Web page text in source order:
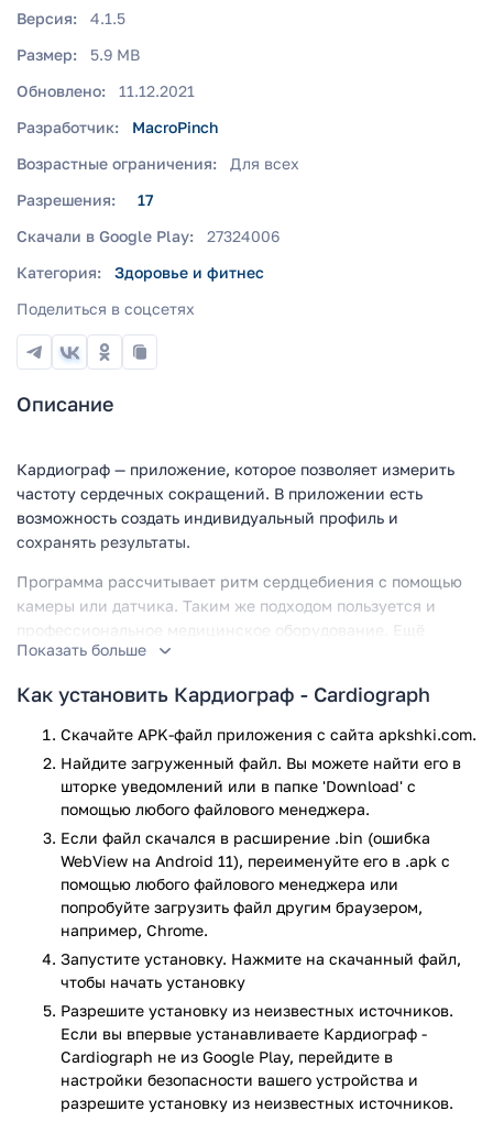
Версия:
4.1.5
Размер:
5.9 MB
Обновлено:
11.12.2021
Разработчик:
MacroPinch
Возрастные ограничения:
Для всех
Разрешения:
17
Скачали в Google Play:
27324006
Категория:
Здоровье и фитнес
Поделиться в соцсетях
Описание
Кардиограф — приложение, которое позволяет измерить
частоту сердечных сокращений. В приложении есть
возможность создать индивидуальный профиль и
сохранять результаты.
Программа рассчитывает ритм сердцебиения с помощью
камеры или датчика. Таким же подходом пользуется и
профессиональное медицинское оборудование. Ещё
никогда не было настолько просто измерить сердечный
использованием планшета или смартфона. Приложение
будет особо полезно для тех, кто постоянно занимается
тренировками, часто бывает в состоянии стресса или же у
него попросту есть сердечные заболевания. Также можно
измерить ритм сердцебиения просто из любопытства.
Постоянно сохраняя свои результаты вы сможете
проследить все изменения и в случае чего сразу же
обратиться к специалисту. Главное удобство приложения в
том, что его можно использовать сразу для нескольких
пользователей, для этого достаточно попросту создать для
личную историю.
У приложения простой дизайн, что позволяет очень быстро
разобраться с функционалом и провести исследованием
даже пользователям в возрасте. Кардиограф поддерживает
Показать больше
Как установить Кардиограф - Cardiograph
Скачайте APK-файл приложения с сайта apkshki.com.
Найдите загруженный файл. Вы можете найти его в
шторке уведомлений или в папке 'Download' с
помощью любого файлового менеджера.
Если файл скачался в расширение .bin (ошибка
WebView на Android 11), переименуйте его в .apk с
помощью любого файлового менеджера или
попробуйте загрузить файл другим браузером,
например, Chrome.
Запустите установку. Нажмите на скачанный файл,
чтобы начать установку
Разрешите установку из неизвестных источников.
Если вы впервые устанавливаете Кардиограф -
Cardiograph не из Google Play, перейдите в
настройки безопасности вашего устройства и
разрешите установку из неизвестных источников.